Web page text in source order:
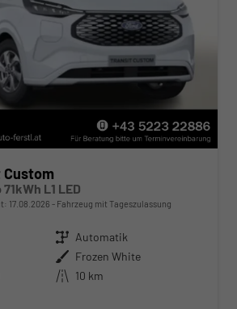
L1 LED
17.08.2026 Fahrzeug mit Tageszulassung
Getriebe Automatik
Außenfarbe Frozen White
Kilometerstand 10 km